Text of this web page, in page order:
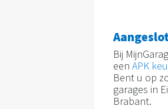
Bij
een APK
Bent u op
garages in
Brabant.